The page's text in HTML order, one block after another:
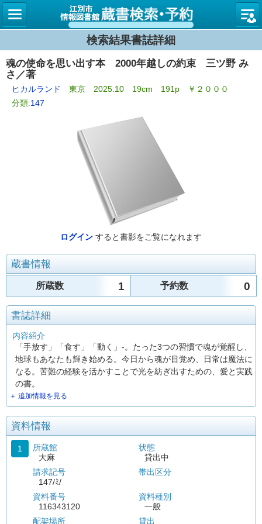
図書館
検索結果書誌詳細
魂の使命を思い出す本 2000年越しの約束 三ツ野 み
さ／著
ヒカルランド
東京 2025.10 19cm 191p ￥２０００
分類:147
ログイン すると書影をご覧になれます
蔵書情報
所蔵数 1 予約数 0
書誌詳細
内容紹介
「手放す」「食す」「動く」-。たった3つの習慣で魂が覚醒し、
地球もあなたも輝き始める。今日から魂が目覚め、日常は魔法に
なる。苦難の経験を活かすことで光を紡ぎ出すための、愛と実践
の書。
＋ 追加情報を見る
資料情報
1
所蔵館
大麻
請求記号
147/ﾐ/
資料番号
116343120
配架場所
状態
貸出中
帯出区分
資料種別
一般
貸出